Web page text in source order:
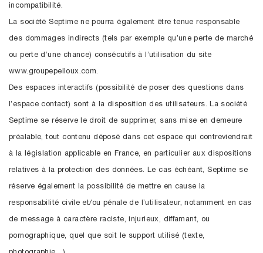
incompatibilité.
La société Septime ne pourra également être tenue responsable
des dommages indirects (tels par exemple qu’une perte de marché
ou perte d’une chance) consécutifs à l’utilisation du site
www.groupepelloux.com.
Des espaces interactifs (possibilité de poser des questions dans
l’espace contact) sont à la disposition des utilisateurs. La société
Septime se réserve le droit de supprimer, sans mise en demeure
préalable, tout contenu déposé dans cet espace qui contreviendrait
à la législation applicable en France, en particulier aux dispositions
relatives à la protection des données. Le cas échéant, Septime se
réserve également la possibilité de mettre en cause la
responsabilité civile et/ou pénale de l’utilisateur, notamment en cas
de message à caractère raciste, injurieux, diffamant, ou
pornographique, quel que soit le support utilisé (texte,